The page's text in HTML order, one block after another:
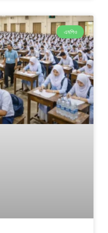
এমপিও